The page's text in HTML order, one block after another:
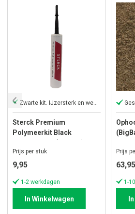
Zwarte kit. IJzersterk en weerbestendig
Sterck Premium
Polymeerkit Black
Prijs per stuk
9,95
1-2 werkdagen
In Winkelwagen
Prijs
63,95